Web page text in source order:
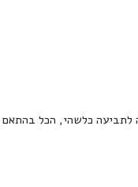
לתביעה כלשהי, הכל בהתאם